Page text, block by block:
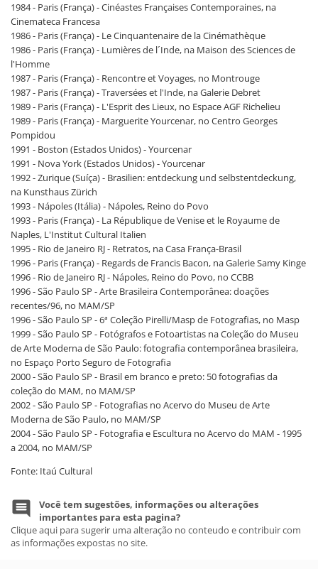
1984 - Paris (França) - Cinéastes Françaises Contemporaines, na
Cinemateca Francesa
1986 - Paris (França) - Le Cinquantenaire de la Cinémathèque
1986 - Paris (França) - Lumières de l´Inde, na Maison des Sciences de
l'Homme
1987 - Paris (França) - Rencontre et Voyages, no Montrouge
1987 - Paris (França) - Traversées et l'Inde, na Galerie Debret
1989 - Paris (França) - L'Esprit des Lieux, no Espace AGF Richelieu
1989 - Paris (França) - Marguerite Yourcenar, no Centro Georges
Pompidou
1991 - Boston (Estados Unidos) - Yourcenar
1991 - Nova York (Estados Unidos) - Yourcenar
1992 - Zurique (Suíça) - Brasilien: entdeckung und selbstentdeckung,
na Kunsthaus Zürich
1993 - Nápoles (Itália) - Nápoles, Reino do Povo
1993 - Paris (França) - La République de Venise et le Royaume de
Naples, L'Institut Cultural Italien
1995 - Rio de Janeiro RJ - Retratos, na Casa França-Brasil
1996 - Paris (França) - Regards de Francis Bacon, na Galerie Samy Kinge
1996 - Rio de Janeiro RJ - Nápoles, Reino do Povo, no CCBB
1996 - São Paulo SP - Arte Brasileira Contemporânea: doações
recentes/96, no MAM/SP
1996 - São Paulo SP - 6ª Coleção Pirelli/Masp de Fotografias, no Masp
1999 - São Paulo SP - Fotógrafos e Fotoartistas na Coleção do Museu
de Arte Moderna de São Paulo: fotografia contemporânea brasileira,
no Espaço Porto Seguro de Fotografia
2000 - São Paulo SP - Brasil em branco e preto: 50 fotografias da
coleção do MAM, no MAM/SP
2002 - São Paulo SP - Fotografias no Acervo do Museu de Arte
Moderna de São Paulo, no MAM/SP
2004 - São Paulo SP - Fotografia e Escultura no Acervo do MAM - 1995
a 2004, no MAM/SP
Fonte: Itaú Cultural
Você tem sugestões, informações ou alterações
importantes para esta pagina?
Clique aqui para sugerir uma alteração no conteudo e contribuir com
as informações expostas no site.